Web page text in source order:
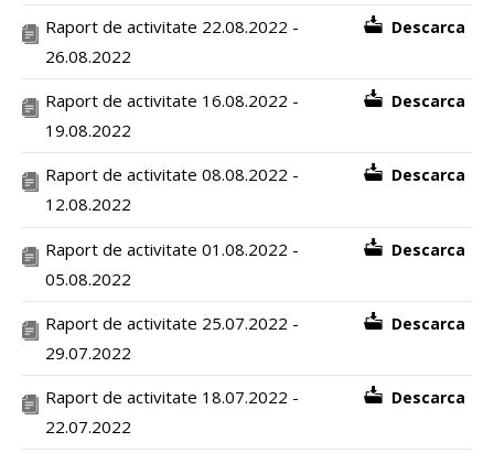
Raport de activitate 22.08.2022 -
26.08.2022
Descarca
Raport de activitate 16.08.2022 -
19.08.2022
Descarca
Raport de activitate 08.08.2022 -
12.08.2022
Descarca
Raport de activitate 01.08.2022 -
05.08.2022
Descarca
Raport de activitate 25.07.2022 -
29.07.2022
Descarca
Raport de activitate 18.07.2022 -
22.07.2022
Descarca